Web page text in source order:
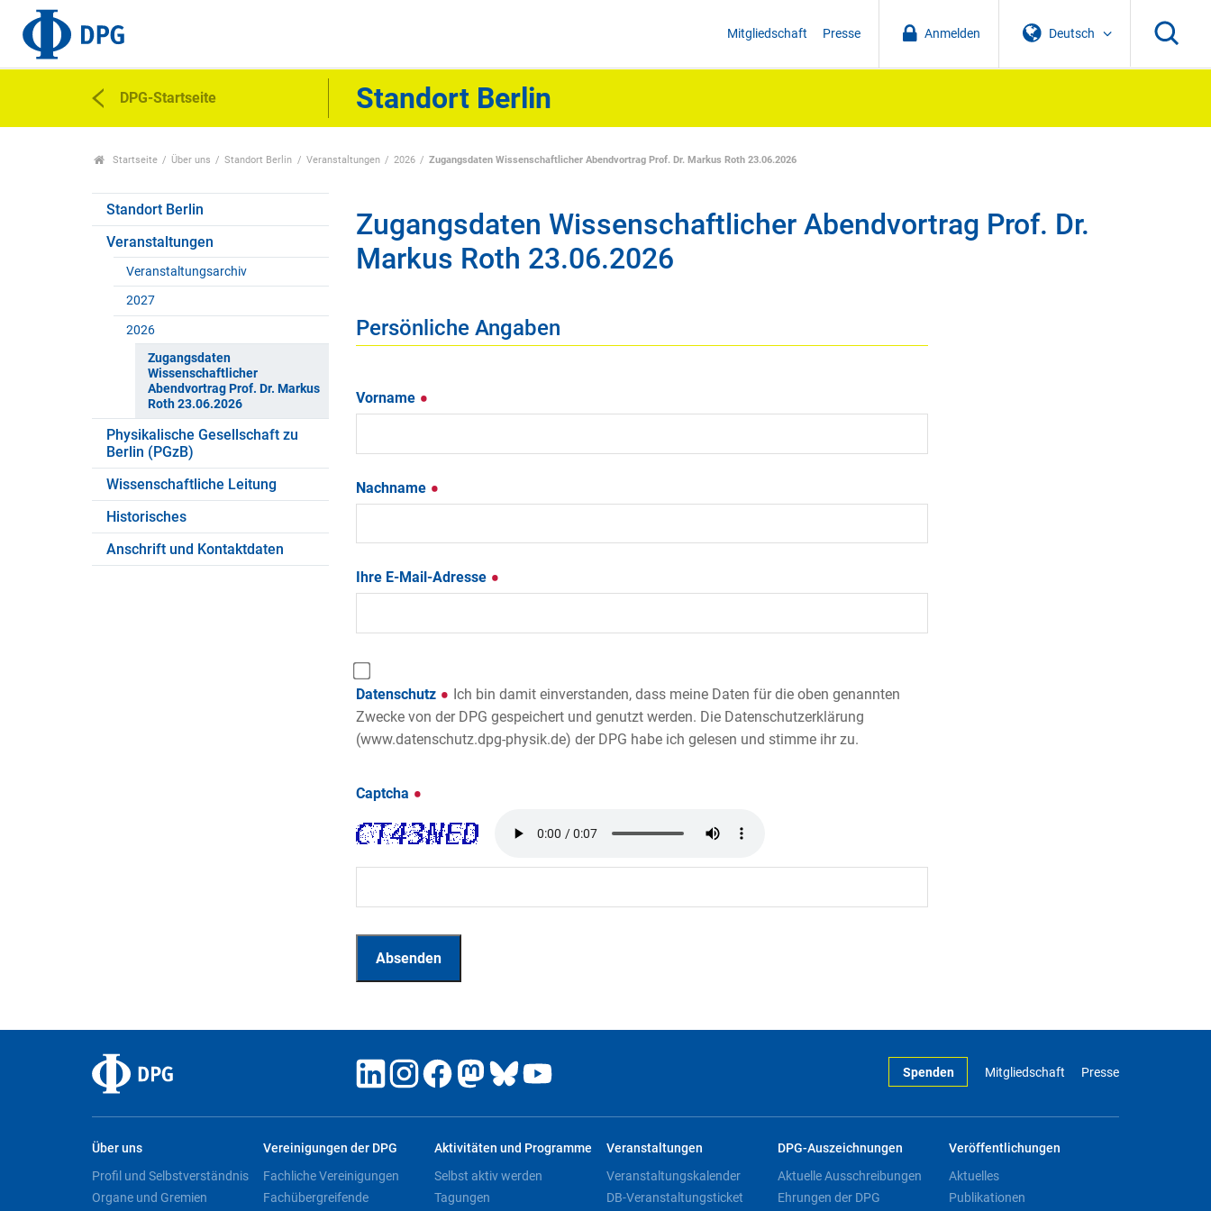
Deutsch
Anmelden
Mitgliedschaft Presse
DPG-Startseite Standort Berlin
Startseite Über uns Standort Berlin Veranstaltungen 2026 Zugangsdaten Wissenschaftlicher Abendvortrag Prof. Dr. Markus Roth 23.06.2026
Standort Berlin
Veranstaltungen
Veranstaltungsarchiv
2027
2026
Zugangsdaten
Wissenschaftlicher
Abendvortrag Prof. Dr. Markus
Roth 23.06.2026
Physikalische Gesellschaft zu
Berlin (PGzB)
Wissenschaftliche Leitung
Historisches
Anschrift und Kontaktdaten
Zugangsdaten Wissenschaftlicher Abendvortrag Prof. Dr.
Markus Roth 23.06.2026
Persönliche Angaben
Vorname
Nachname
Ihre E-Mail-Adresse
Datenschutz
Ich bin damit einverstanden, dass meine Daten für die oben genannten
Zwecke von der DPG gespeichert und genutzt werden. Die Datenschutzerklärung
(www.datenschutz.dpg-physik.de) der DPG habe ich gelesen und stimme ihr zu.
Captcha
Spenden Mitgliedschaft Presse
Über uns
Profil und Selbstverständnis
Organe und Gremien
Vereinigungen der DPG
Fachliche Vereinigungen
Fachübergreifende
Aktivitäten und Programme
Selbst aktiv werden
Tagungen
Veranstaltungen
Veranstaltungskalender
DB-Veranstaltungsticket
DPG-Auszeichnungen
Aktuelle Ausschreibungen
Ehrungen der DPG
Veröffentlichungen
Aktuelles
Publikationen